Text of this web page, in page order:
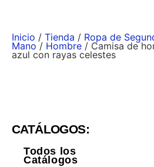
Inicio / Tienda / Ropa de
Mano / Hombre / Camisa de
azul con rayas celestes
CATÁLOGOS:
Todos los
Catálogos